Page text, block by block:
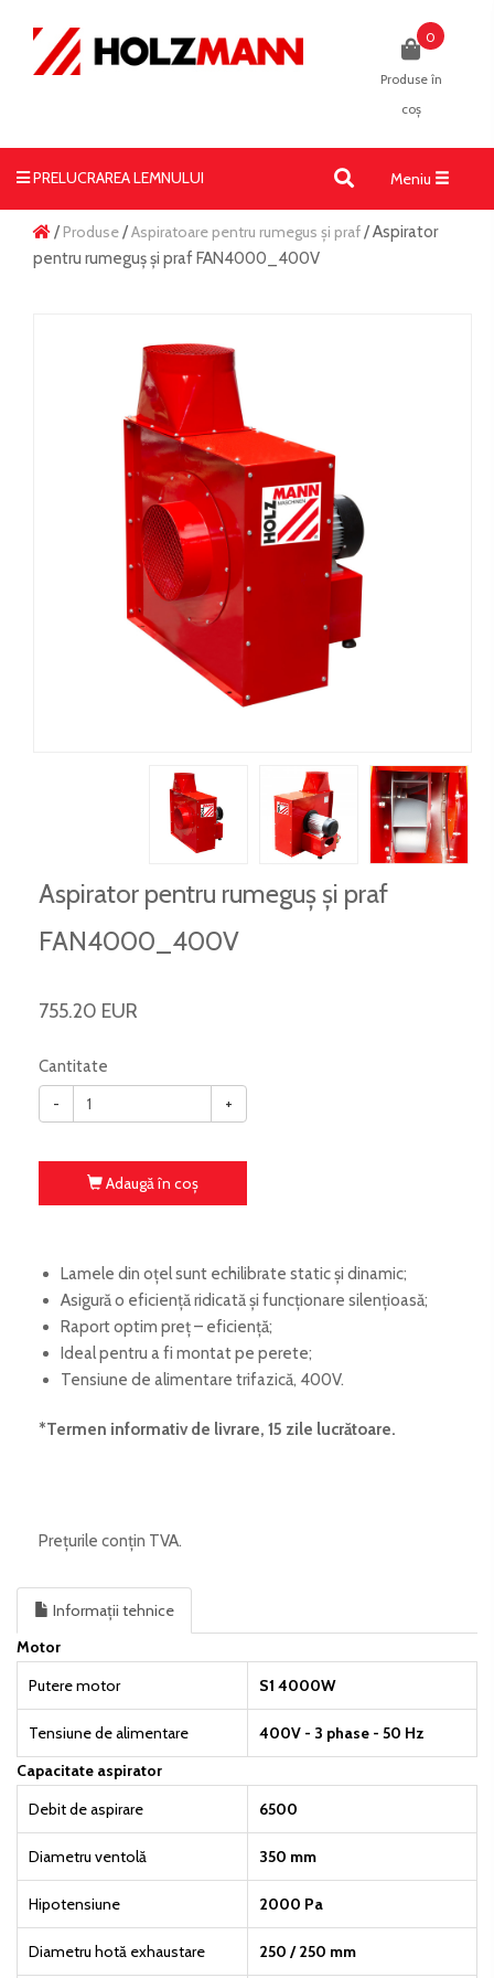
0
Produse în
coș
PRELUCRAREA LEMNULUI Meniu Toggle
/ Produse/Aspiratoare pentru rumegus și praf/ Aspirator
pentru rumeguș și praf FAN4000_400V
Aspirator pentru rumeguș și praf
FAN4000_400V
755.20 EUR
Cantitate
-
+
Adaugă în coş
Lamele din oțel sunt echilibrate static și dinamic;
Asigură o eficiență ridicată și funcționare silențioasă;
Raport optim preț – eficiență;
Ideal pentru a fi montat pe perete;
Tensiune de alimentare trifazică, 400V.
*Termen informativ de livrare, 15 zile lucrătoare.
Prețurile conțin TVA.
Informații tehnice
Motor
Putere motor
S1 4000W
Tensiune de alimentare
400V - 3 phase - 50 Hz
Capacitate aspirator
Debit de aspirare
6500
Diametru ventolă 350 mm
Hipotensiune 2000 Pa
Diametru hotă exhaustare 250 / 250 mm